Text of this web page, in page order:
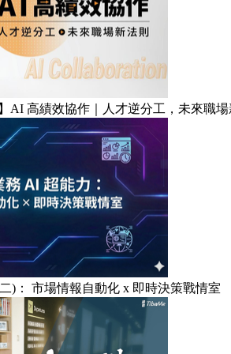
AI 高績效協作｜人才逆分工，未來職
)： 市場情報自動化 x 即時決策戰情室